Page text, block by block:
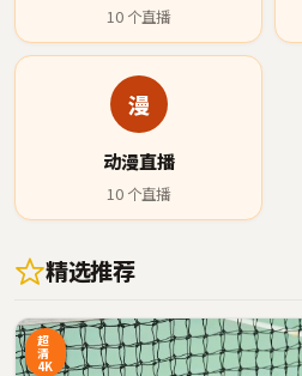
10 个直播
漫
动漫直播
10 个直播
精选推荐
超
清
4K